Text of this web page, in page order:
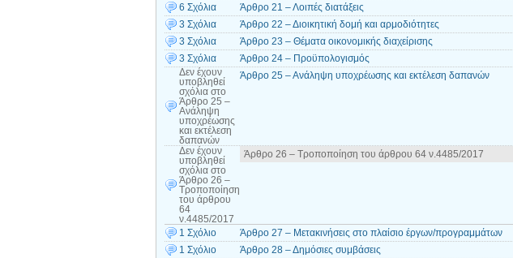
6 Σχόλια
Άρθρο 21 – Λοιπές διατάξεις
3 Σχόλια
Άρθρο 22 – Διοικητική δομή και αρμοδιότητες
3 Σχόλια
Άρθρο 23 – Θέματα οικονομικής διαχείρισης
3 Σχόλια
Άρθρο 24 – Προϋπολογισμός
Δεν έχουν
υποβληθεί
σχόλια στο
Άρθρο 25 –
Ανάληψη
υποχρέωσης
και εκτέλεση
δαπανών
Άρθρο 25 – Ανάληψη υποχρέωσης και εκτέλεση δαπανών
Δεν έχουν
υποβληθεί
σχόλια στο
Άρθρο 26 –
Τροποποίηση
του άρθρου
64
ν.4485/2017
Άρθρο 26 – Τροποποίηση του άρθρου 64 ν.4485/2017
1 Σχόλιο
Άρθρο 27 – Μετακινήσεις στο πλαίσιο έργων/προγραμμάτων
1 Σχόλιο
Άρθρο 28 – Δημόσιες συμβάσεις